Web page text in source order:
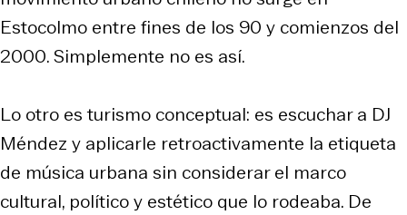
Estocolmo entre fines de los 90 y comienzos del
2000. Simplemente no es así.
Lo otro es turismo conceptual: es escuchar a DJ
Méndez y aplicarle retroactivamente la etiqueta
de música urbana sin considerar el marco
cultural, político y estético que lo rodeaba. De